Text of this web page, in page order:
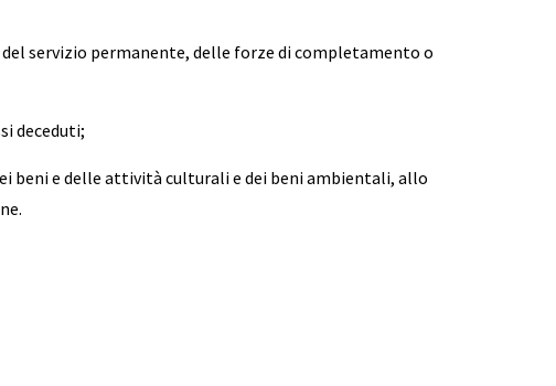
servizio permanente, delle forze di completamento o
deceduti;
beni e delle attività culturali e dei beni ambientali, allo